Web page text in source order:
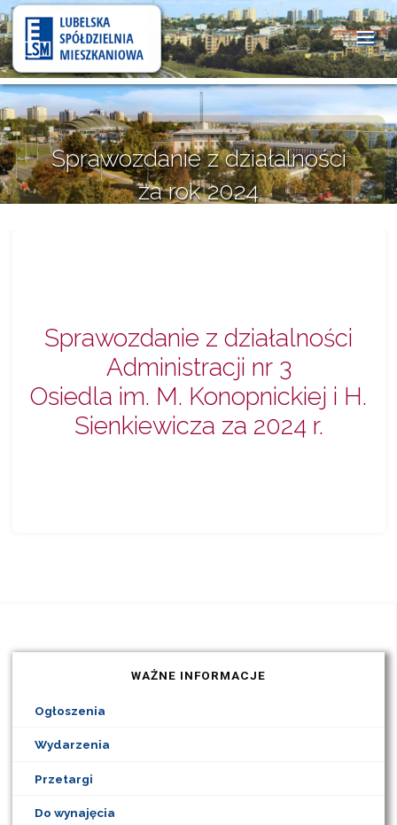
Lubelska
Spółdzielnia
Mieszkaniowa
Sprawozdanie z działalności
za rok 2024
Sprawozdanie z działalności
Administracji nr 3
Osiedla im. M. Konopnickiej i H.
Sienkiewicza za 2024 r.
WAŻNE INFORMACJE
Ogłoszenia
Wydarzenia
Przetargi
Do wynajęcia